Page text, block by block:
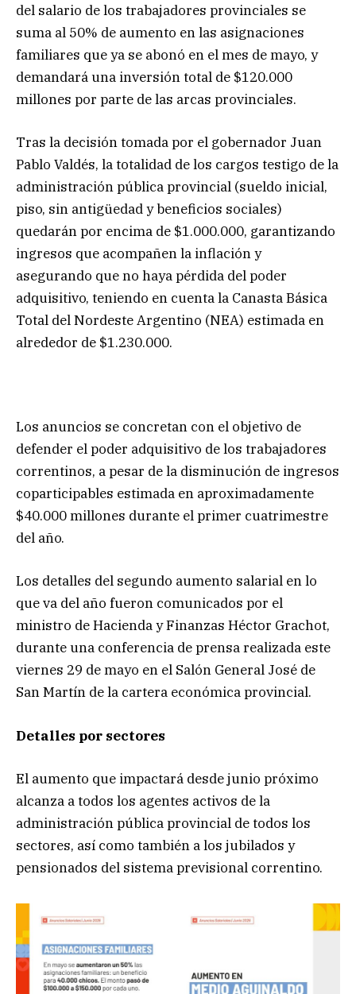
del salario de los trabajadores provinciales se
suma al 50% de aumento en las asignaciones
familiares que ya se abonó en el mes de mayo, y
demandará una inversión total de $120.000
millones por parte de las arcas provinciales.
Tras la decisión tomada por el gobernador Juan
Pablo Valdés, la totalidad de los cargos testigo de la
administración pública provincial (sueldo inicial,
piso, sin antigüedad y beneficios sociales)
quedarán por encima de $1.000.000, garantizando
ingresos que acompañen la inflación y
asegurando que no haya pérdida del poder
adquisitivo, teniendo en cuenta la Canasta Básica
Total del Nordeste Argentino (NEA) estimada en
alrededor de $1.230.000.
Los anuncios se concretan con el objetivo de
defender el poder adquisitivo de los trabajadores
correntinos, a pesar de la disminución de ingresos
coparticipables estimada en aproximadamente
$40.000 millones durante el primer cuatrimestre
del año.
Los detalles del segundo aumento salarial en lo
que va del año fueron comunicados por el
ministro de Hacienda y Finanzas Héctor Grachot,
durante una conferencia de prensa realizada este
viernes 29 de mayo en el Salón General José de
San Martín de la cartera económica provincial.
Detalles por sectores
El aumento que impactará desde junio próximo
alcanza a todos los agentes activos de la
administración pública provincial de todos los
sectores, así como también a los jubilados y
pensionados del sistema previsional correntino.